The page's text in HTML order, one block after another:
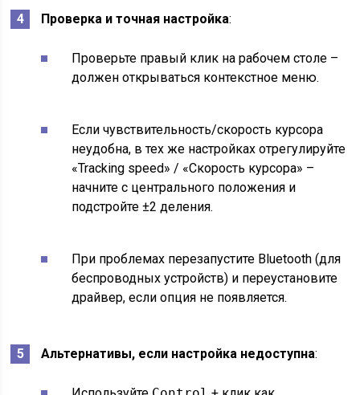
Проверка и точная настройка:
Проверьте правый клик на рабочем столе –
должен открываться контекстное меню.
Если чувствительность/скорость курсора
неудобна, в тех же настройках отрегулируйте
«Tracking speed» / «Скорость курсора» –
начните с центрального положения и
подстройте ±2 деления.
При проблемах перезапустите Bluetooth (для
беспроводных устройств) и переустановите
драйвер, если опция не появляется.
Альтернативы, если настройка недоступна: